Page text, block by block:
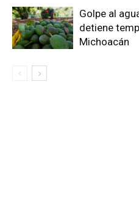
Golpe al
detiene
Michoacán